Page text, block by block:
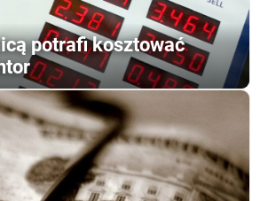
potrafi kosztować